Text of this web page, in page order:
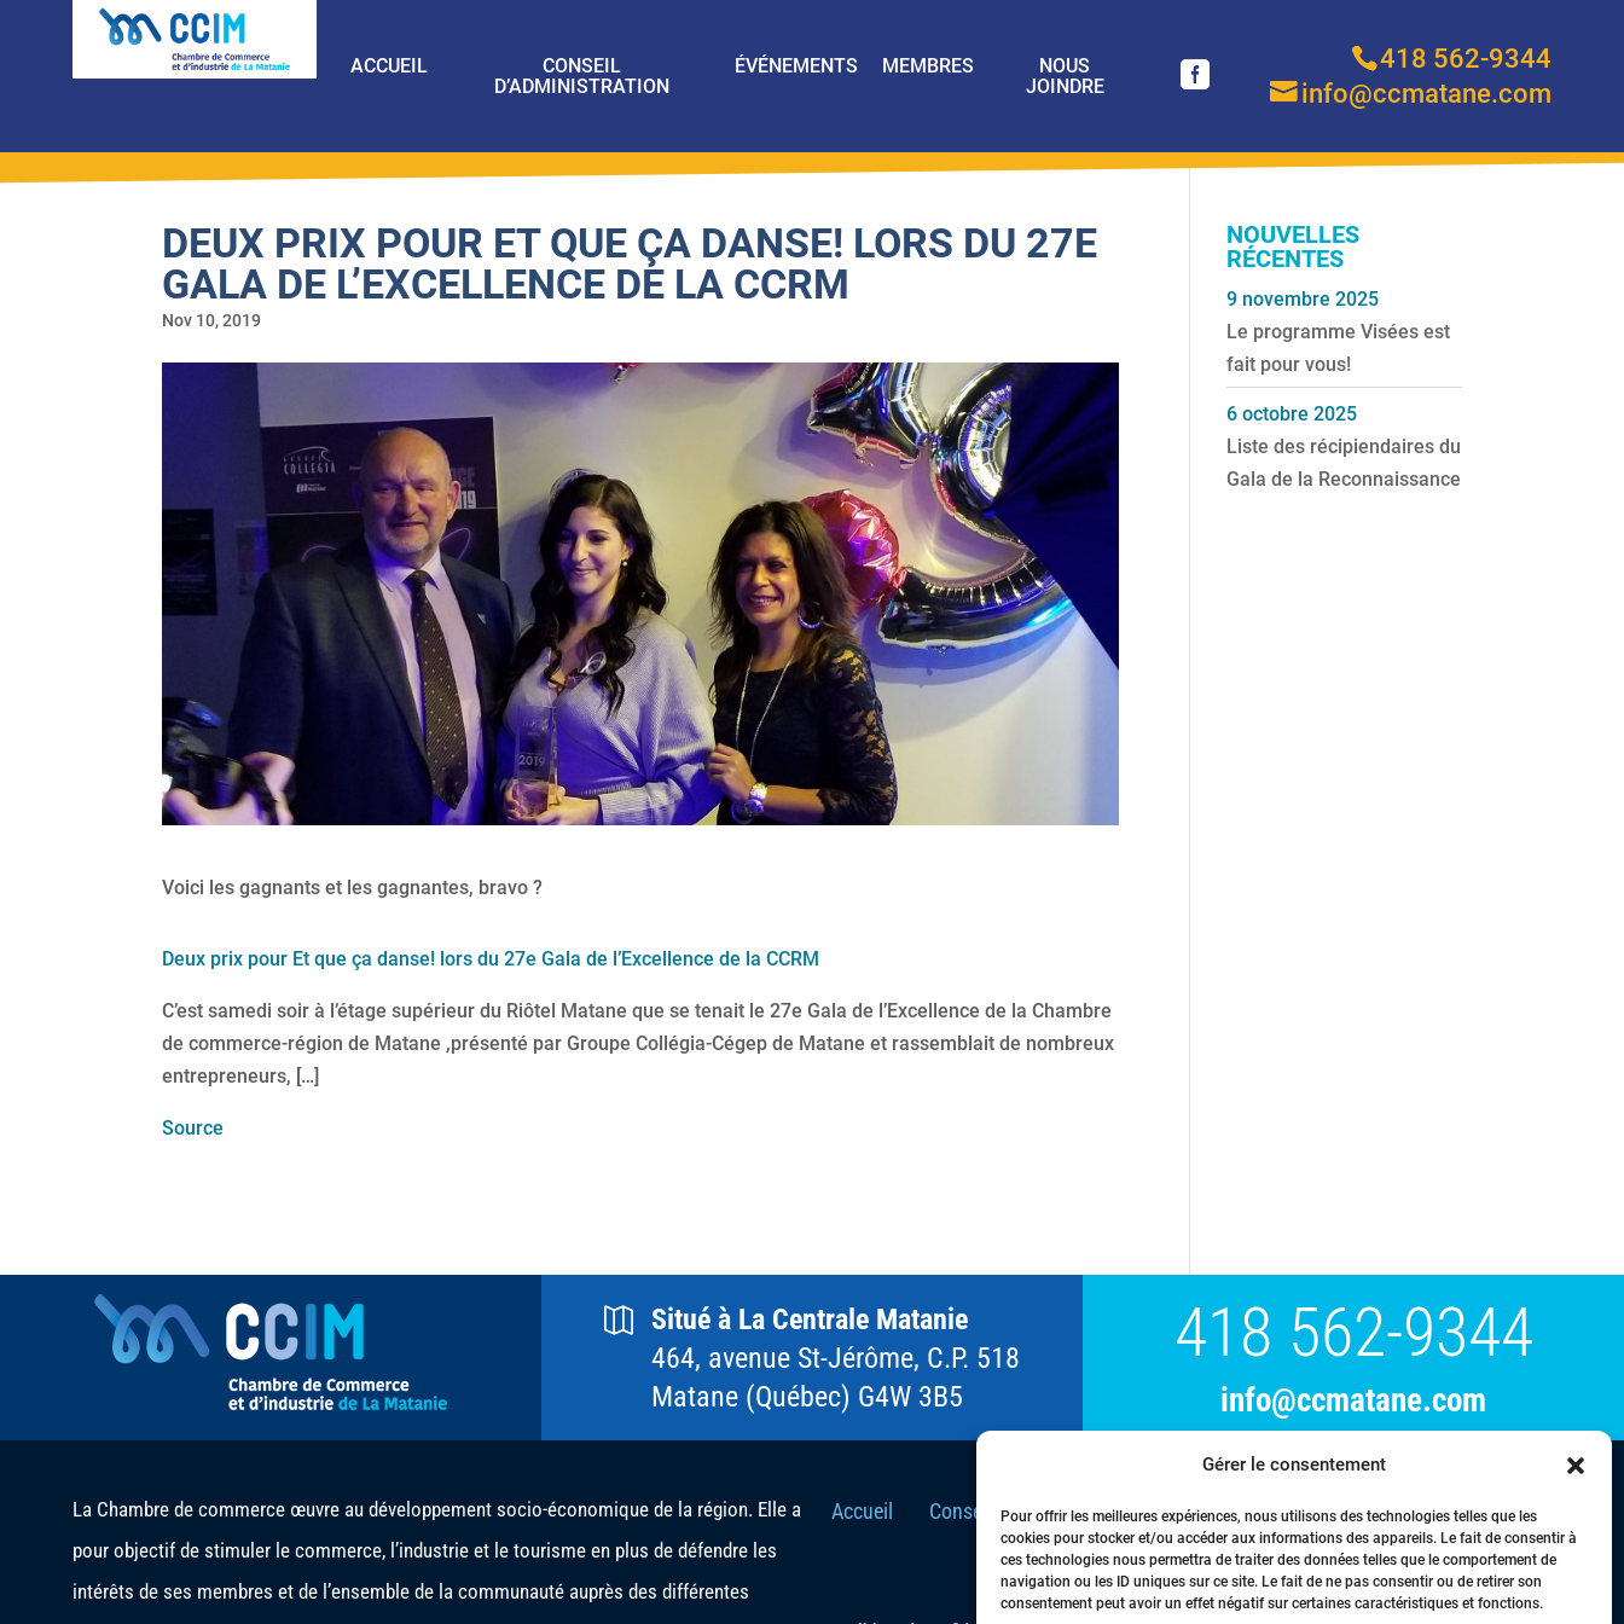
Gérer le consentement
Pour offrir les meilleures expériences, nous utilisons des technologies telles que les
cookies pour stocker et/ou accéder aux informations des appareils. Le fait de consentir à
ces technologies nous permettra de traiter des données telles que le comportement de
navigation ou les ID uniques sur ce site. Le fait de ne pas consentir ou de retirer son
consentement peut avoir un effet négatif sur certaines caractéristiques et fonctions.
ACCUEIL
CONSEIL
D’ADMINISTRATION
ÉVÉNEMENTS MEMBRES
NOUS
JOINDRE
418 562-9344
info@ccmatane.com
DEUX PRIX POUR ET QUE ÇA DANSE! LORS DU 27E
GALA DE L’EXCELLENCE DE LA CCRM
Nov 10, 2019
Voici les gagnants et les gagnantes, bravo ?
Deux prix pour Et que ça danse! lors du 27e Gala de l’Excellence de la CCRM
C’est samedi soir à l’étage supérieur du Riôtel Matane que se tenait le 27e Gala de l’Excellence de la Chambre
de commerce-région de Matane ,présenté par Groupe Collégia-Cégep de Matane et rassemblait de nombreux
entrepreneurs, […]
Source
NOUVELLES
RÉCENTES
Le programme Visées est
fait pour vous!
9 novembre 2025
Liste des récipiendaires du
Gala de la Reconnaissance
6 octobre 2025
Situé à La Centrale Matanie
464, avenue St-Jérôme, C.P. 518
Matane (Québec) G4W 3B5
418 562-9344
info@ccmatane.com
La Chambre de commerce œuvre au développement socio-économique de la région. Elle a
pour objectif de stimuler le commerce, l’industrie et le tourisme en plus de défendre les
intérêts de ses membres et de l’ensemble de la communauté auprès des différentes
Accueil Conseil d’Administration Événements Membres Nous joindre